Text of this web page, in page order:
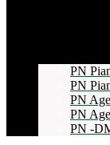
PN
PN
PN
PN
PN -